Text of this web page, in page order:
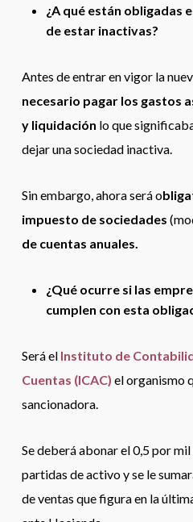
¿A qué están obligadas
de estar inactivas?
Antes de entrar en vigor la
necesario pagar los gastos
y liquidación lo que
dejar una sociedad inactiva.
Sin embargo, ahora será o
impuesto de sociedades
de cuentas anuales.
¿Qué ocurre si las
cumplen con esta
Será el Instituto de
Cuentas (ICAC) el organismo
sancionadora.
Se deberá abonar el 0,5 por
partidas de activo y se le
de ventas que figura en la